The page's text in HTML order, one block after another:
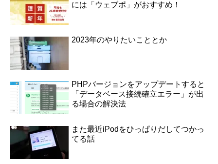
には「ウェブポ」がおすすめ！
2023年のやりたいこととか
PHPバージョンをアップデートすると
「データベース接続確立エラー」が出
る場合の解決法
また最近iPodをひっぱりだしてつかっ
てる話